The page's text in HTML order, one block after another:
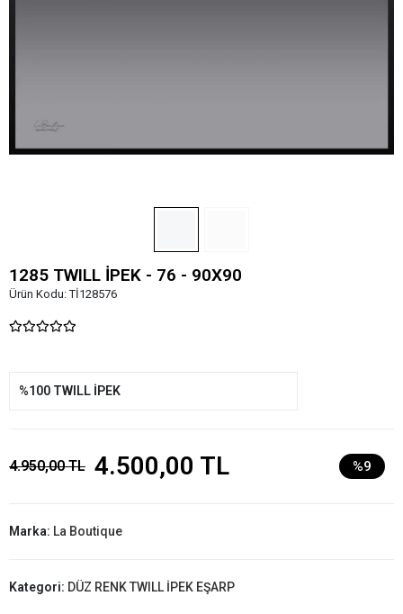
1285 TWILL İPEK - 76 - 90X90
Ürün Kodu:Tİ128576
%100 TWILL İPEK
4.950,00 TL 4.500,00 TL %9
Marka: La Boutique
Kategori: DÜZ RENK TWILL İPEK EŞARP